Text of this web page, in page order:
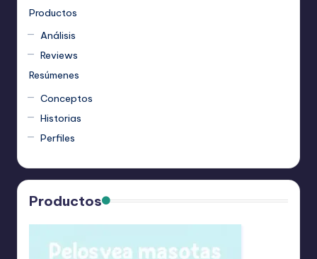
Productos
Análisis
Reviews
Resúmenes
Conceptos
Historias
Perfiles
Productos